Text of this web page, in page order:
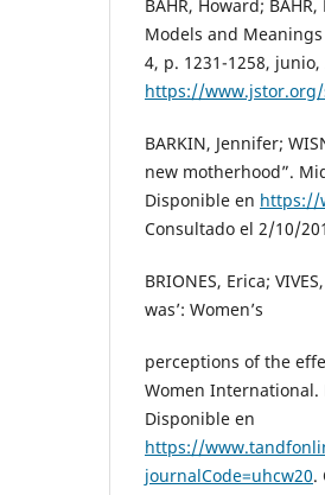
BAHR, Howard;
Models and Meanings
4, p. 1231-1258,
https://www.jstor.org/
BARKIN, Jennifer;
new motherhood”.
Disponible en https://
Consultado el 2/10/
BRIONES, Erica;
was’: Women’s
perceptions of the
Women International.
Disponible en
https://
journalCode=uhcw20.